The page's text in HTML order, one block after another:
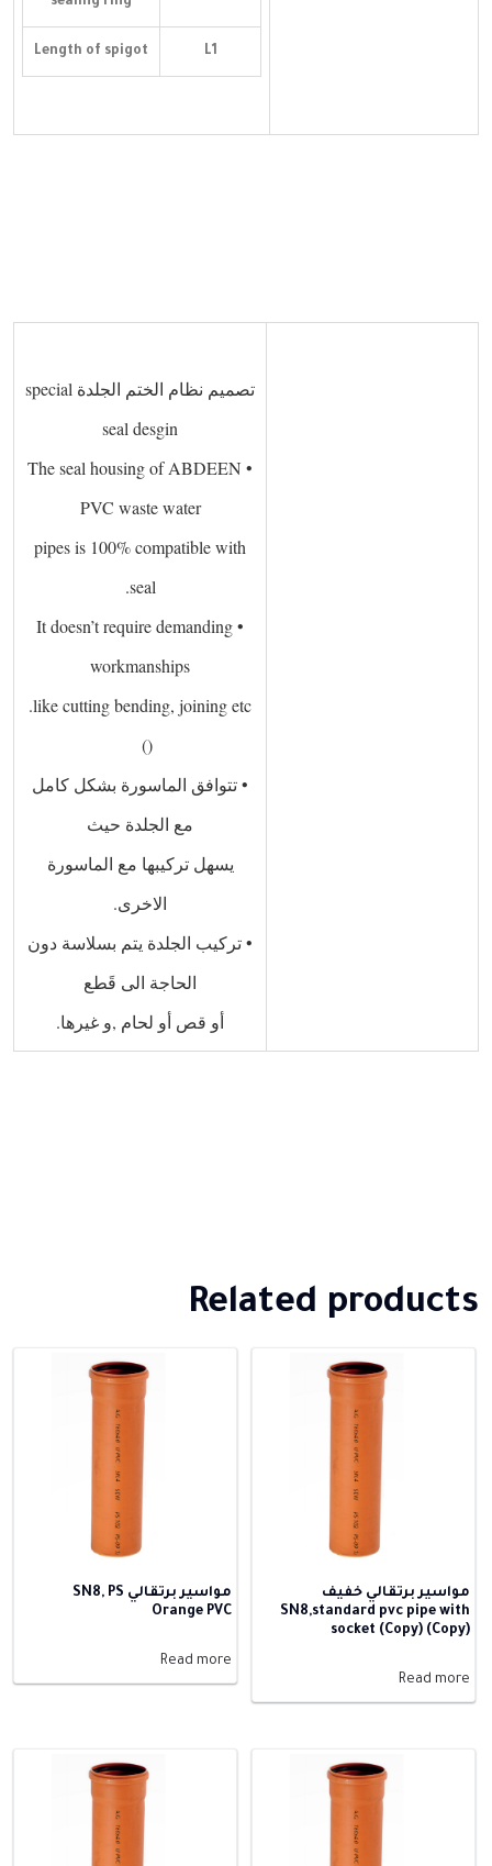
L1
Length of spigot
تصميم نظام الختم الجلدة special
seal desgin
• The seal housing of ABDEEN
PVC waste water
pipes is 100% compatible with
seal.
• It doesn’t require demanding
workmanships
like cutting bending, joining etc.
()   
• تتوافق الماسورة بشكل كامل
مع الجلدة حيث
يسهل تركيبها مع الماسورة
الاخرى.
• تركيب الجلدة يتم بسلاسة دون
الحاجة الى قَطع
أو قص أو لحام ,و غيرها.
Related products
مواسير برتقالي خفيف
SN8,standard pvc pipe with
socket (Copy) (Copy)
Read more
مواسير برتقالي SN8, PS
Orange PVC
Read more